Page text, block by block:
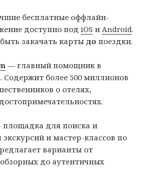
бесплатные оффлайн-
доступно подiOS иAndroid.
закачать карты до поездки.
— главный помощник в
Содержит более 500 миллионов
о отелях,
площадка для поиска и
и мастер-классов по
варианты от
до аутентичных